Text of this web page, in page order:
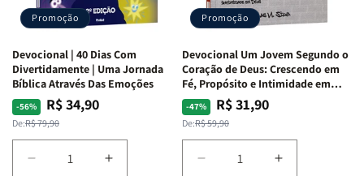
Promoção
Devocional | 40 Dias Com
Divertidamente | Uma Jornada
Bíblica Através Das Emoções
-56%
Preço
normal
De:R$ 79,90
Preço
promocional
R$ 34,90
Diminuir
Aumentar
Promoção
Devocional Um Jovem Segundo o
Coração de Deus: Crescendo em
Fé, Propósito e Intimidade em
Deus
-47%
Preço
normal
De:R$ 59,90
Preço
promocional
R$ 31,90
Diminuir
Aumentar